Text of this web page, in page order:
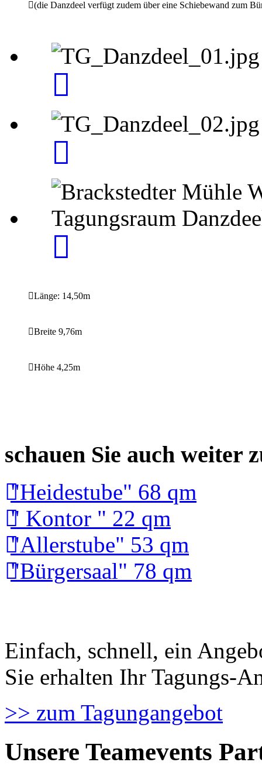
(die Danzdeel verfügt zudem über eine Schiebewand zum
Länge: 14,50m
Breite 9,76m
Höhe 4,25m
schauen Sie auch weiter
"Heidestube" 68 qm
" Kontor " 22 qm
"Allerstube" 53 qm
"Bürgersaal" 78 qm
Einfach, schnell, ein
Sie erhalten Ihr Tagungs-
>> zum Tagungangebot
Unsere Teamevents